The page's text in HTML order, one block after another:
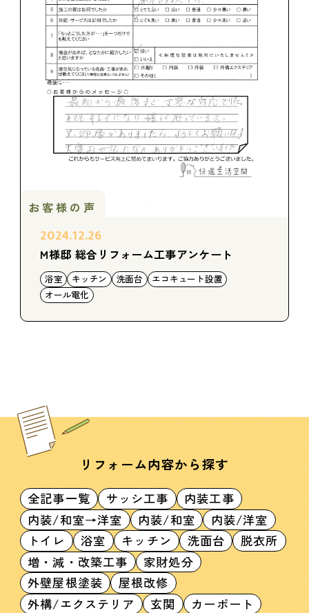
お客様の声
2024.12.26
M様邸 総合リフォーム工事アンケート
浴室 キッチン 洗面台
エコキュート設置
オール電化
リフォーム内容から探す
全記事一覧 サッシ工事
内装工事
内装/和室→洋室
内装/和室
内装/洋室
トイレ
浴室 キッチン 洗面台
脱衣所
増・減・改築工事
家財処分
外壁屋根塗装
屋根改修
外構/エクステリア
玄関
カーポート